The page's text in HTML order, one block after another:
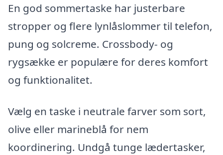
En god sommertaske har justerbare
stropper og flere lynlåslommer til telefon,
pung og solcreme. Crossbody- og
rygsække er populære for deres komfort
og funktionalitet.
Vælg en taske i neutrale farver som sort,
olive eller marineblå for nem
koordinering. Undgå tunge lædertasker,